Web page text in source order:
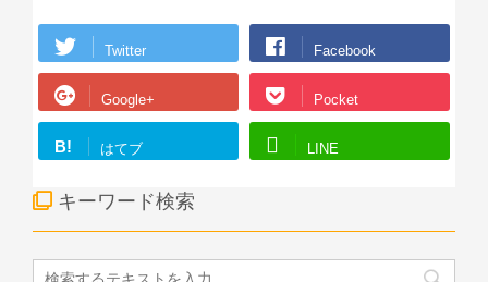
Twitter Facebook
Google+ Pocket
B! はてブ LINE
キーワード検索